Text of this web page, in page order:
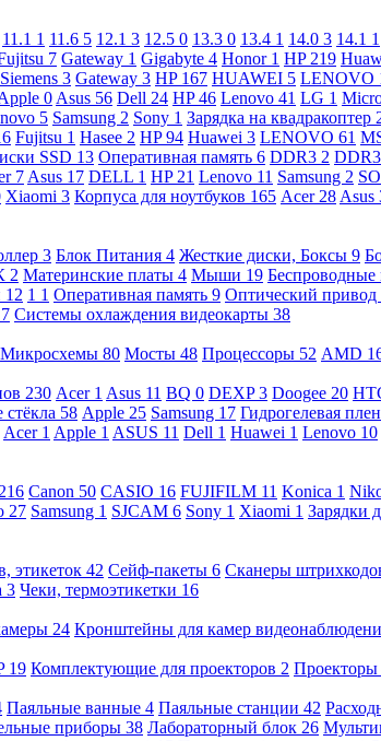
11.1 1 11.6 5 12.1 3 12.5 0 13.3 0 13.4 1 14.0 3 14.1 1
7 Gateway 1 Gigabyte 4 Honor 1 HP 219
3 Gateway 3 HP 167 HUAWEI 5 LENOVO
0 Asus 56 Dell 24 HP46 Lenovo 41 LG 1
5 Samsung 2 Sony 1 Зарядка на квадракоптер
Fujitsu 1 Hasee 2 HP94 Huawei 3 LENOVO 61
SSD 13 Оперативная память 6 DDR3 2
7 Asus 17 DELL 1 HP 21 Lenovo 11 Samsung 2
Xiaomi 3 Корпуса для ноутбуков 165 Acer 28 Asus
3 Блок Питания 4 Жесткие диски, Боксы 9
2 Материнские платы 4 Мыши 19
12 1 1 Оперативная память 9 Оптический привод
7 Системы охлаждения видеокарты 38
Микросхемы 80 Мосты 48 Процессоры 52 AMD
230 Acer 1 Asus 11 BQ 0 DEXP3 Doogee 20
58 Apple 25 Samsung 17 Гидрогелевая
Acer 1 Apple 1 ASUS 11 Dell 1 Huawei 1 Lenovo 10
216 Canon 50 CASIO 16 FUJIFILM 11 Konica 1
27 Samsung 1 SJCAM 6 Sony 1 Xiaomi 1 Зарядки
этикеток 42 Сейф-пакеты 6 Сканеры
3 Чеки, термоэтикетки 16
24 Кронштейны для камер
19 Комплектующие для проекторов 2 Проекторы
Паяльные ванные 4 Паяльные станции 42
приборы 38 Лабораторный блок 26